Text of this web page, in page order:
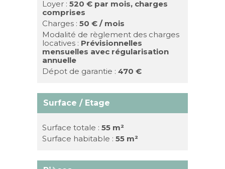
Loyer :520 € par mois, charges
comprises
Charges :50 € / mois
Modalité de règlement des charges
locatives : Prévisionnelles
mensuelles avec régularisation
annuelle
Dépot de garantie :470 €
Surface / Etage
Surface totale :55 m²
Surface habitable :55 m²